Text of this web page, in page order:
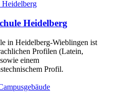
Heidelberg
in Heidelberg-Wieblingen ist
Profilen (Latein,
einem
Profil.